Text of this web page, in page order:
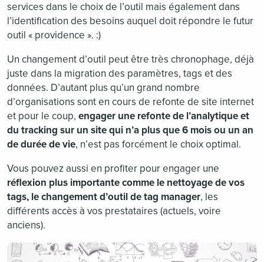
services dans le choix de l’outil mais également dans
l’identification des besoins auquel doit répondre le futur
outil « providence ». :)
Un changement d’outil peut être très chronophage, déjà
juste dans la migration des paramètres, tags et des
données. D’autant plus qu’un grand nombre
d’organisations sont en cours de refonte de site internet
et pour le coup, engager une refonte de l’analytique et
du tracking sur un site qui n’a plus que 6 mois ou un an
de durée de vie, n’est pas forcément le choix optimal.
Vous pouvez aussi en profiter pour engager une
réflexion plus importante comme le nettoyage de vos
tags, le changement d’outilde tag manager, les
différents accès à vos prestataires (actuels, voire
anciens).